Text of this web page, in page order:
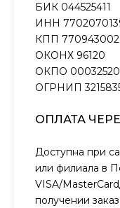
БИК 044525411
ИНН
КПП 770943002
ОКОНХ 96120
ОКПО 00032520
ОГРНИП
ОПЛАТА
Доступна при
или филиала в
VISA/
получении